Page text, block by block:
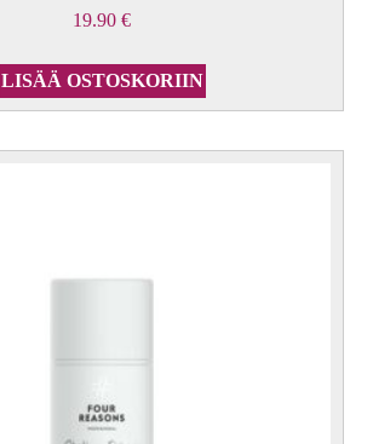
19.90 €
LISÄÄ OSTOSKORIIN